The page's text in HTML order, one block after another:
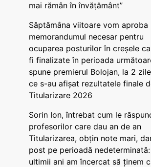
mai rămân în învățământ”
Săptămâna viitoare vom aproba
memorandumul necesar pentru
ocuparea posturilor în creșele
fi finalizate în perioada
spune premierul Bolojan, la 2
ce s-au afișat rezultatele finale
Titularizare 2026
Sorin Ion, întrebat cum le
profesorilor care dau an de an
Titularizarea, obțin note mari,
post pe perioadă
ultimii ani am încercat să ținem